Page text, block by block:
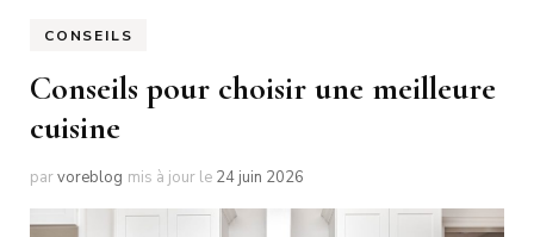
CONSEILS
Conseils pour choisir une meilleure
cuisine
parvoreblog mis à jour le 24 juin 2026